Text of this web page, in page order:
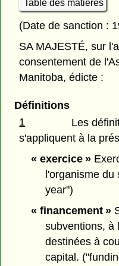
Table des matières
(Date de sanction :
SA MAJESTÉ, sur
consentement de
Manitoba, édicte :
Définitions
1
Les
s'appliquent à la
« exercice »
l'organisme du
year")
« financement »
subventions, à
destinées à
capital.